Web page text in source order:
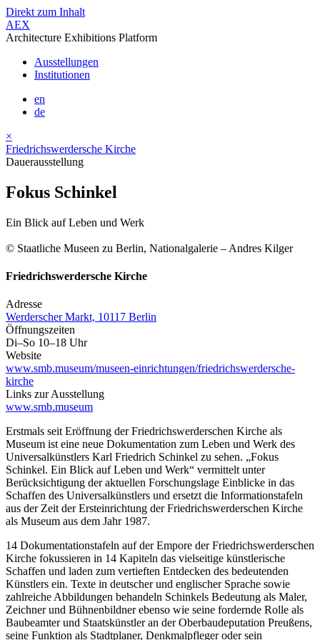
Direkt zum Inhalt
AEX
Architecture Exhibitions Platform
Ausstellungen
Institutionen
en
de
×
Friedrichswerdersche Kirche
Dauerausstellung
Fokus Schinkel
Ein Blick auf Leben und Werk
© Staatliche Museen zu Berlin, Nationalgalerie – Andres Kilger
Friedrichswerdersche Kirche
Adresse
Werderscher Markt, 10117 Berlin
Öffnungszeiten
Di–So 10–18 Uhr
Website
www.smb.museum/museen-einrichtungen/friedrichswerdersche-
kirche
Links zur Ausstellung
www.smb.museum
Erstmals seit Eröffnung der Friedrichswerderschen Kirche als
Museum ist eine neue Dokumentation zum Leben und Werk des
Universalkünstlers Karl Friedrich Schinkel zu sehen. „Fokus
Schinkel. Ein Blick auf Leben und Werk“ vermittelt unter
Berücksichtigung der aktuellen Forschungslage Einblicke in das
Schaffen des Universalkünstlers und ersetzt die Informationstafeln
aus der Zeit der Ersteinrichtung der Friedrichswerderschen Kirche
als Museum aus dem Jahr 1987.
14 Dokumentationstafeln auf der Empore der Friedrichswerderschen
Kirche fokussieren in 14 Kapiteln das vielseitige künstlerische
Schaffen und laden zum vertieften Entdecken des bedeutenden
Künstlers ein. Texte in deutscher und englischer Sprache sowie
zahlreiche Abbildungen behandeln Schinkels Bedeutung als Maler,
Zeichner und Bühnenbildner ebenso wie seine fordernde Rolle als
Baubeamter und Staatskünstler an der Oberbaudeputation Preußens,
seine Funktion als Stadtplaner, Denkmalpfleger oder sein